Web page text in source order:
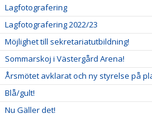
Lagfotografering
Lagfotografering 2022/23
Möjlighet till sekretariatutbildning!
Sommarskoj i Västergård Arena!
Årsmötet avklarat och ny styrelse på
Blå/gult!
Nu Gäller det!